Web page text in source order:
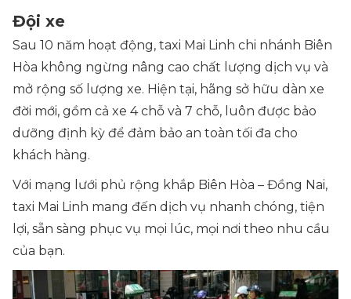
Đội xe
Sau 10 năm hoạt động, taxi Mai Linh chi nhánh Biên
Hòa không ngừng nâng cao chất lượng dịch vụ và
mở rộng số lượng xe. Hiện tại, hãng sở hữu dàn xe
đời mới, gồm cả xe 4 chỗ và 7 chỗ, luôn được bảo
dưỡng định kỳ để đảm bảo an toàn tối đa cho
khách hàng.
Với mạng lưới phủ rộng khắp Biên Hòa – Đồng Nai,
taxi Mai Linh mang đến dịch vụ nhanh chóng, tiện
lợi, sẵn sàng phục vụ mọi lúc, mọi nơi theo nhu cầu
của bạn.